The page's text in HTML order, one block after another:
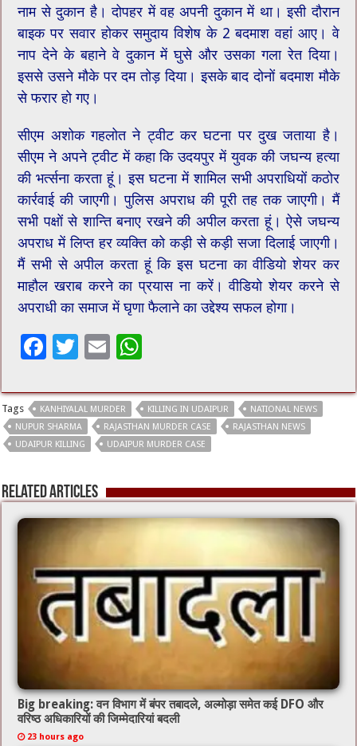
नाम से दुकान है। दोपहर में वह अपनी दुकान में था। इसी दौरान
बाइक पर सवार होकर समुदाय विशेष के 2 बदमाश वहां आए। वे
नाप देने के बहाने वे दुकान में घुसे और उसका गला रेत दिया।
इससे उसने मौके पर दम तोड़ दिया। इसके बाद दोनों बदमाश मौके
से फरार हो गए।
सीएम अशोक गहलोत ने ट्वीट कर घटना पर दुख जताया है।
सीएम ने अपने ट्वीट में कहा कि उदयपुर में युवक की जघन्य हत्या
की भर्त्सना करता हूं। इस घटना में शामिल सभी अपराधियों कठोर
कार्रवाई की जाएगी। पुलिस अपराध की पूरी तह तक जाएगी। मैं
सभी पक्षों से शान्ति बनाए रखने की अपील करता हूं। ऐसे जघन्य
अपराध में लिप्त हर व्यक्ति को कड़ी से कड़ी सजा दिलाई जाएगी।
मैं सभी से अपील करता हूं कि इस घटना का वीडियो शेयर कर
माहौल खराब करने का प्रयास ना करें। वीडियो शेयर करने से
अपराधी का समाज में घृणा फैलाने का उद्देश्य सफल होगा।
F
e
b
o
k
T
tt
er
E
ai
l
at
sA
p
Tags KANHIYALAL MURDER KILLING IN UDAIPUR
NATIONAL NEWS
NUPUR SHARMA
RAJASTHAN MURDER CASE
RAJASTHAN NEWS
UDAIPUR KILLING
UDAIPUR MURDER CASE
Related Articles
Big breaking: वन विभाग में बंपर तबादले, अल्मोड़ा समेत कई DFO और
वरिष्ठ अधिकारियों की जिम्मेदारियां बदली
23 hours ago